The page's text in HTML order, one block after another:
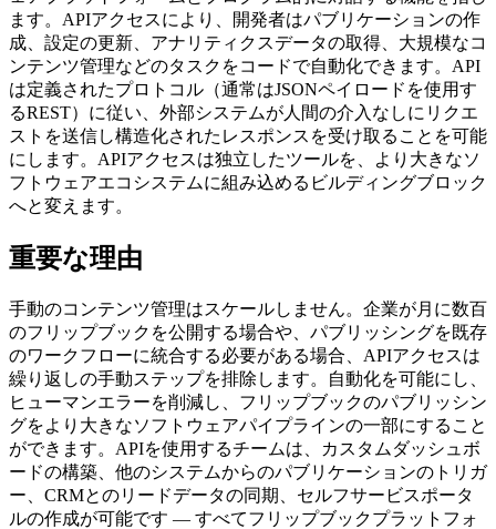
ます。APIアクセスにより、開発者はパブリケーションの作
成、設定の更新、アナリティクスデータの取得、大規模なコ
ンテンツ管理などのタスクをコードで自動化できます。API
は定義されたプロトコル（通常はJSONペイロードを使用す
るREST）に従い、外部システムが人間の介入なしにリクエ
ストを送信し構造化されたレスポンスを受け取ることを可能
にします。APIアクセスは独立したツールを、より大きなソ
フトウェアエコシステムに組み込めるビルディングブロック
へと変えます。
重要な理由
手動のコンテンツ管理はスケールしません。企業が月に数百
のフリップブックを公開する場合や、パブリッシングを既存
のワークフローに統合する必要がある場合、APIアクセスは
繰り返しの手動ステップを排除します。自動化を可能にし、
ヒューマンエラーを削減し、フリップブックのパブリッシン
グをより大きなソフトウェアパイプラインの一部にすること
ができます。APIを使用するチームは、カスタムダッシュボ
ードの構築、他のシステムからのパブリケーションのトリガ
ー、CRMとのリードデータの同期、セルフサービスポータ
ルの作成が可能です — すべてフリップブックプラットフォ